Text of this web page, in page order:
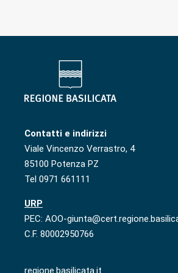
Contatti e indirizzi
Viale Vincenzo Verrastro, 4
85100 Potenza PZ
Tel 0971 661111
URP
PEC: AOO-
C.F. 80002950766
regione.basilicata.it